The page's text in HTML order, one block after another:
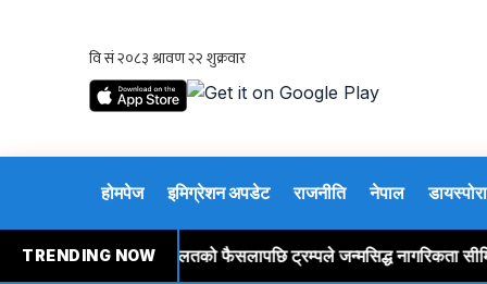
होमपेज इमिग्रेशन अपडेट राजनीति नेपाल डायस्पोरा
TRENDING NOW
सर्वोच्च अदालतको फैसलापछि ट्रम्पले जन्मसिद्ध नागरिकता सीमित